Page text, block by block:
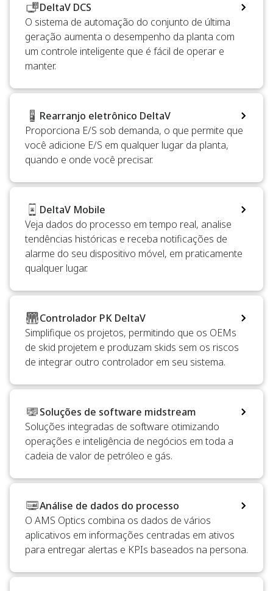
DeltaV DCS
O sistema de automação do conjunto de última
geração aumenta o desempenho da planta com
um controle inteligente que é fácil de operar e
manter.
Rearranjo eletrônico DeltaV
Proporciona E/S sob demanda, o que permite que
você adicione E/S em qualquer lugar da planta,
quando e onde você precisar.
DeltaV Mobile
Veja dados do processo em tempo real, analise
tendências históricas e receba notificações de
alarme do seu dispositivo móvel, em praticamente
qualquer lugar.
Controlador PK DeltaV
Simplifique os projetos, permitindo que os OEMs
de skid projetem e produzam skids sem os riscos
de integrar outro controlador em seu sistema.
Soluções de software midstream
Soluções integradas de software otimizando
operações e inteligência de negócios em toda a
cadeia de valor de petróleo e gás.
Análise de dados do processo
O AMS Optics combina os dados de vários
aplicativos em informações centradas em ativos
para entregar alertas e KPIs baseados na persona.